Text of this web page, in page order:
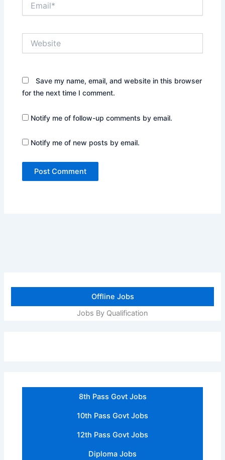
Save my name, email, and website in this browser
for the next time I comment.
Notify me of follow-up comments by email.
Notify me of new posts by email.
Offline Jobs
Jobs By Qualification
8th Pass Govt Jobs
10th Pass Govt Jobs
12th Pass Govt Jobs
Diploma Jobs